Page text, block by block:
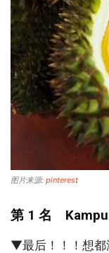
图片来源: pinterest
第 1 名
▼最后！！！想都